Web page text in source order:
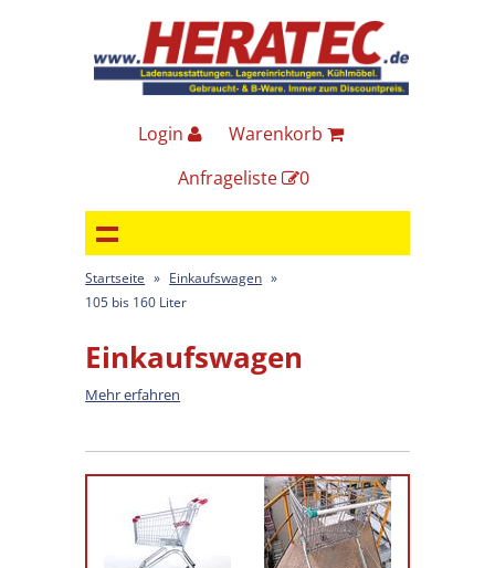
Login
Warenkorb
Anfrageliste
0
Startseite » Einkaufswagen »
105 bis 160 Liter
Einkaufswagen
Mehr erfahren